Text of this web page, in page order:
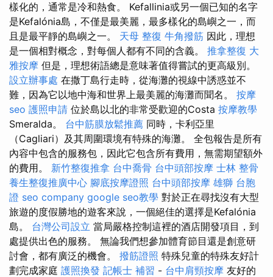
樣化的，通常是冷和熱食。 Kefallinia或另一個已知的名字
是Kefalónia島，不僅是最美麗，最多樣化的島嶼之一，而
且是最平靜的島嶼之一。 天母 整復 牛角撥筋 因此，理想
是一個相對概念，對每個人都有不同的含義。 推拿整復 大
雅按摩 但是，理想術語總是意味著值得嘗試的更高級別。
設立辦事處 在撒丁島行走時，從海灘的視線中誘惑並不
難，因為它以地中海和世界上最美麗的海灘而聞名。 按摩
seo 護照申請 位於島以北的非常受歡迎的Costa 按摩教學
Smeralda。 台中筋膜放鬆推薦 同時，卡利亞里
（Cagliari）及其周圍環境有特殊的海灘。 全包報告是所有
內容中包含的服務包，因此它包含所有費用，無需期望額外
的費用。 新竹整復推拿 台中喬骨 台中頭部按摩 士林 整骨
養生整復推廣中心 腳底按摩證照 台中頭部按摩 雄獅 台胞
證 seo company google seo教學 對於正在尋找沒有大型
旅遊的度假勝地的遊客來說，一個絕佳的選擇是Kefalónia
島。 台灣公司設立 當局嚴格控制這裡的酒店開發項目，到
處提供出色的服務。 無論我們想參加體育節目還是創意研
討會，都有廣泛的機會。 撥筋證照 特殊兒童的特殊友好計
劃完成家庭 護照換發 記帳士 補習 - 台中肩頸按摩 友好的